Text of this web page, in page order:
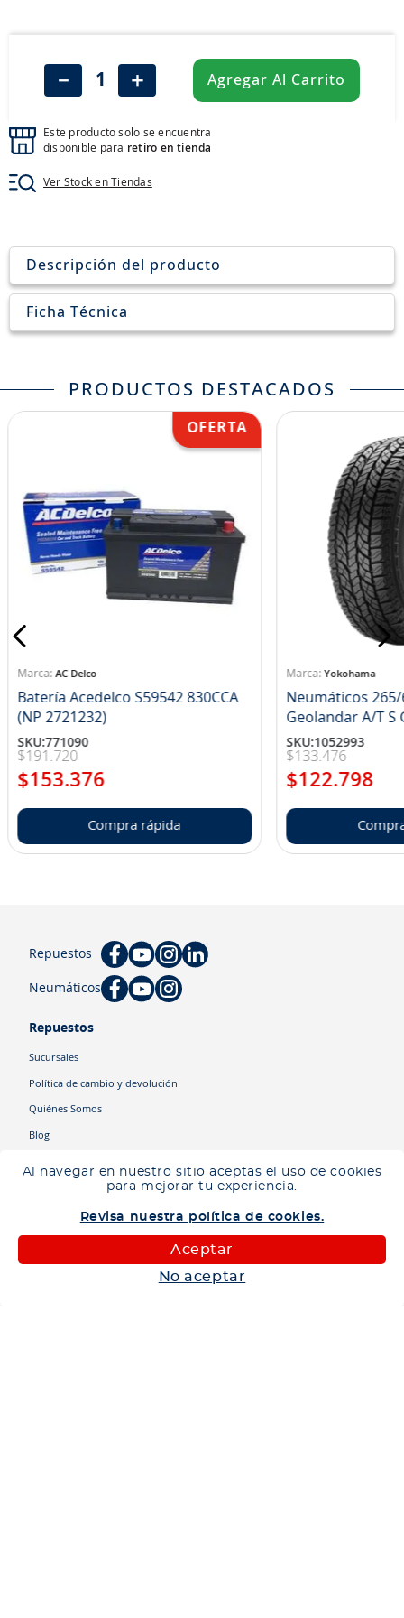
Al navegar en nuestro sitio aceptas el uso de cookies
para mejorar tu experiencia.
Revisa nuestra política de cookies.
Aceptar
No aceptar
＋
－ Agregar Al Carrito
Este producto solo se encuentra
disponible para retiro en tienda
Ver Stock en Tiendas
Ingresa tu ubicación para ver los productos disponibles en tu zona
Descripción del producto
Ficha Técnica
PRODUCTOS DESTACADOS
AC Delco
Batería Acedelco S59542 830CCA
(NP 2721232)
SKU:771090
$191.720
$153.376
Compra rápida
Yokohama
Neumáticos 265/
SKU:1052993
$133.476
$122.798
Repuestos
Neumáticos
Repuestos
Sucursales
Política de cambio y devolución
Quiénes Somos
Blog
jockey john deere